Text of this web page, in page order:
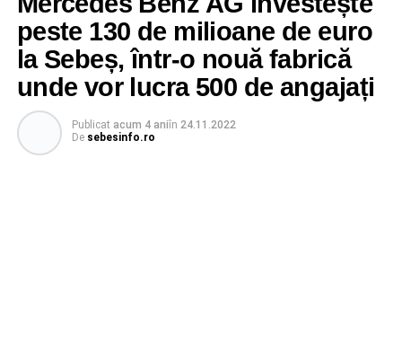
peste 130 de milioane de euro
la Sebeș, într-o nouă fabrică
unde vor lucra 500 de angajați
Publicat acum 4 aniîn 24.11.2022
De sebesinfo.ro